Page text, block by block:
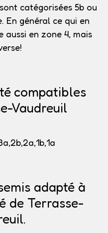
catégorisées 5bou
En général ce qui en
aussi en zone 4, mais
compatibles
Vaudreuil
adapté à
de Terrasse-